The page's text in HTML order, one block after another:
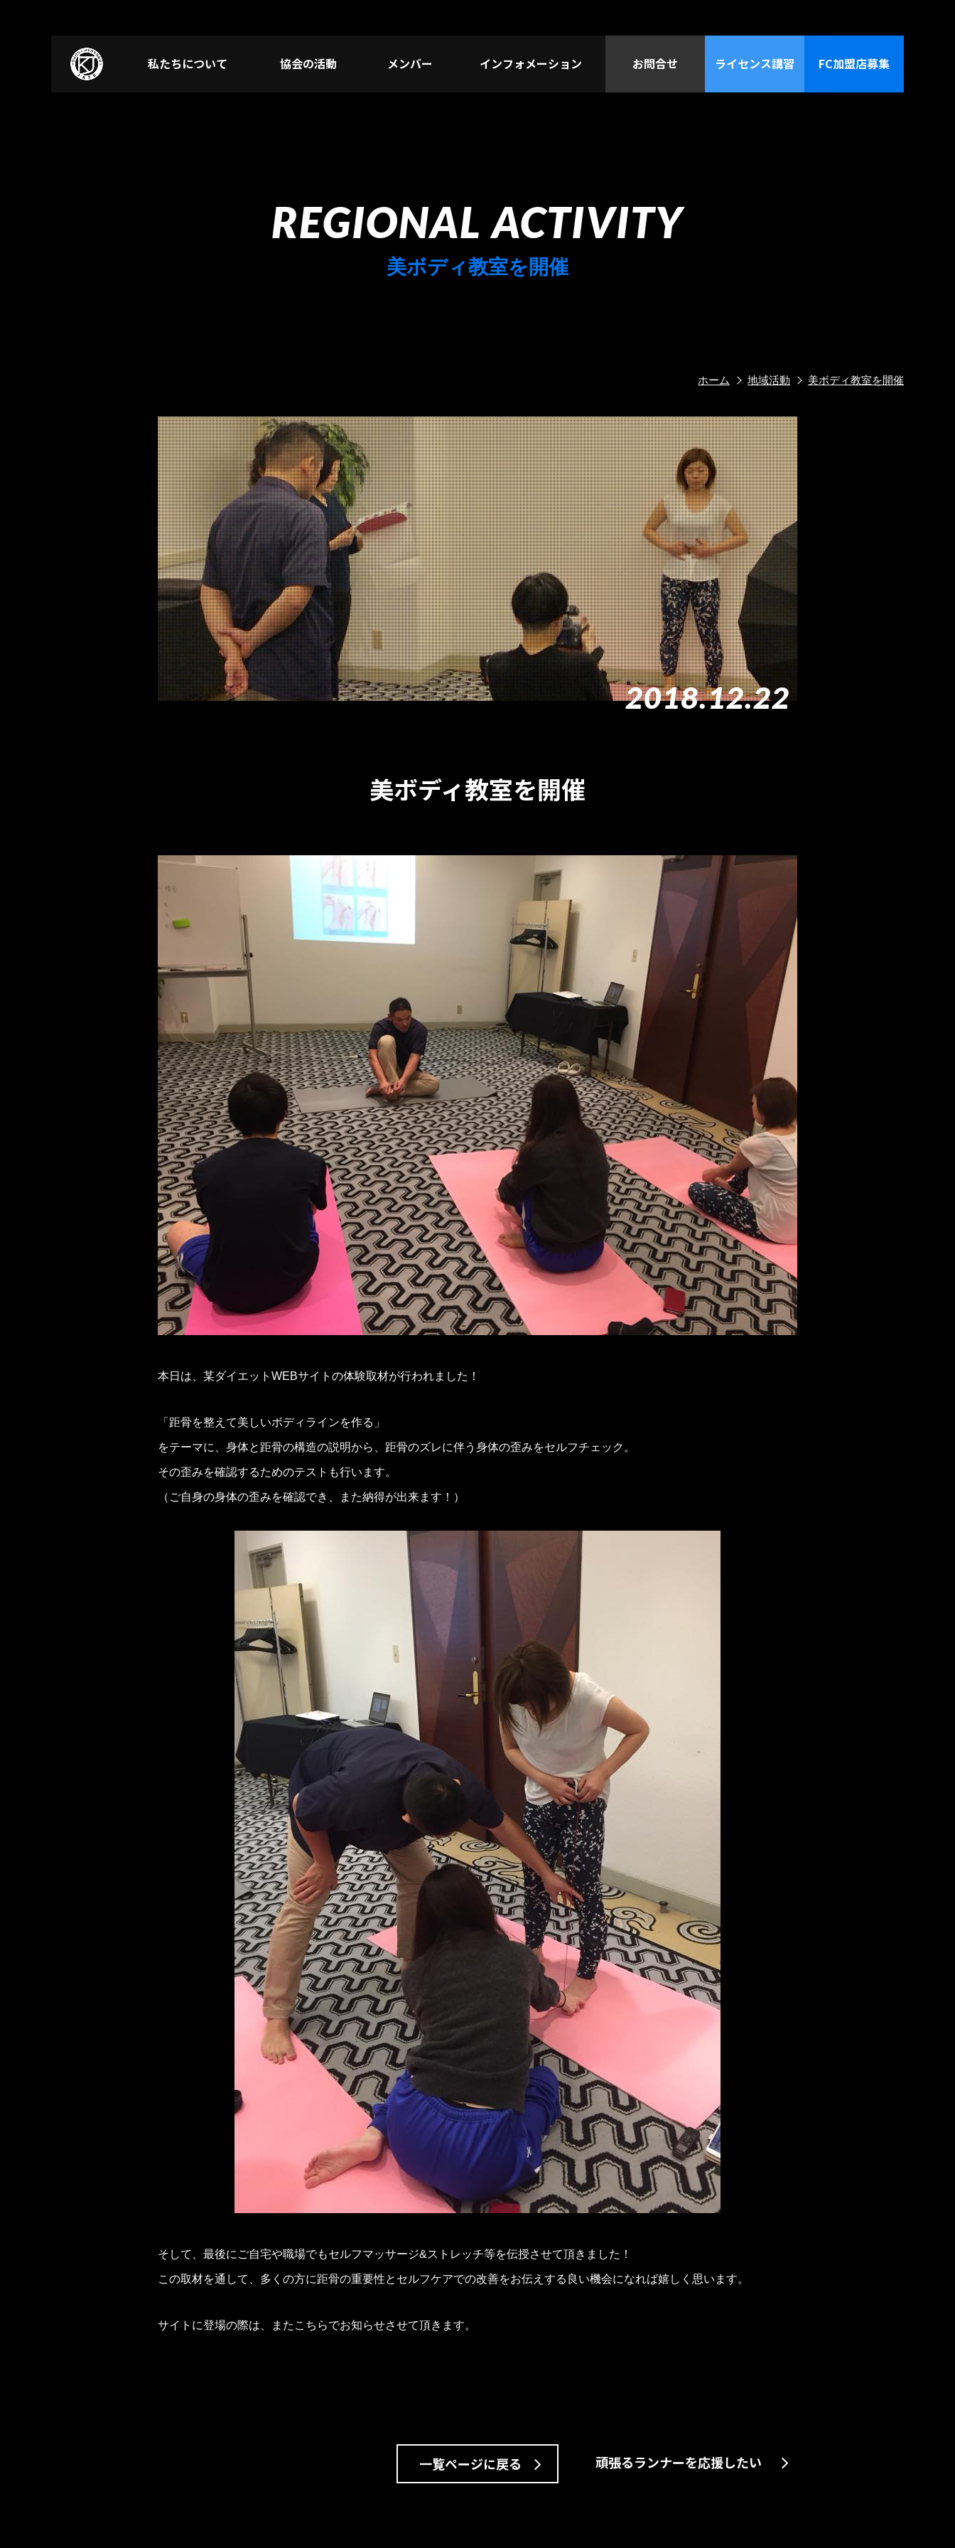
私たちについて 協会の活動 メンバー インフォメーション お問合せ ライセンス講習 FC加盟店募集
REGIONAL ACTIVITY
美ボディ教室を開催
ホーム 地域活動 美ボディ教室を開催
2018.12.22
美ボディ教室を開催
本日は、某ダイエットWEBサイトの体験取材が行われました！
「距骨を整えて美しいボディラインを作る」
をテーマに、身体と距骨の構造の説明から、距骨のズレに伴う身体の歪みをセルフチェック。
その歪みを確認するためのテストも行います。
（ご自身の身体の歪みを確認でき、また納得が出来ます！）
そして、最後にご自宅や職場でもセルフマッサージ&ストレッチ等を伝授させて頂きました！
この取材を通して、多くの方に距骨の重要性とセルフケアでの改善をお伝えする良い機会になれば嬉しく思います。
サイトに登場の際は、またこちらでお知らせさせて頂きます。
一覧ページに戻る 頑張るランナーを応援したい